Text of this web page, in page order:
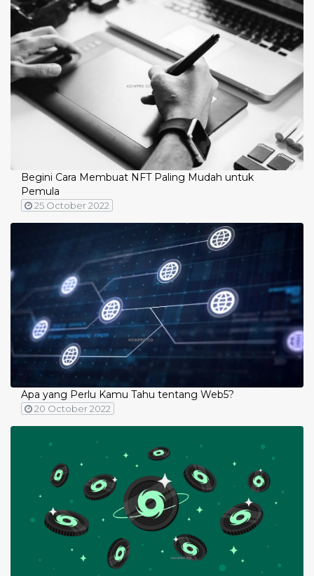
Begini Cara Membuat NFT Paling Mudah untuk
Pemula
25 October 2022
Apa yang Perlu Kamu Tahu tentang Web5?
20 October 2022